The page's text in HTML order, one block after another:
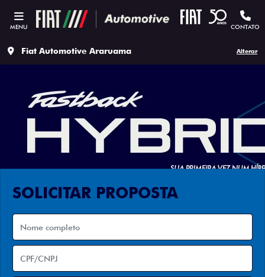
MENU CONTATO
Fiat Automotive Araruama Alterar
SOLICITAR PROPOSTA